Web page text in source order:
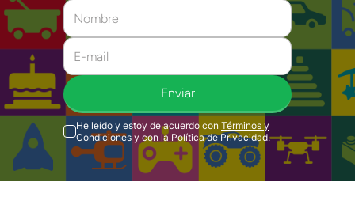
Enviar
He leído y estoy de acuerdo con Términos y
Condiciones y con la Política de Privacidad.